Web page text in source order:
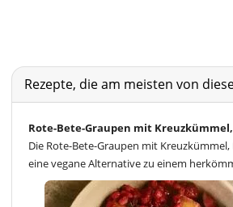
Rezepte, die am meisten von
Rote-Bete-Graupen mit
Die Rote-Bete-Graupen mit
eine vegane Alternative zu einem